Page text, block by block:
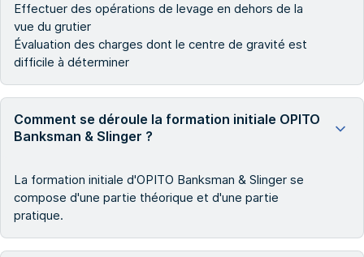
Effectuer des opérations de levage en dehors de la
vue du grutier
Évaluation des charges dont le centre de gravité est
difficile à déterminer
Comment se déroule la formation initiale OPITO
Banksman & Slinger ?
La formation initiale d'OPITO Banksman & Slinger se
compose d'une partie théorique et d'une partie
pratique.